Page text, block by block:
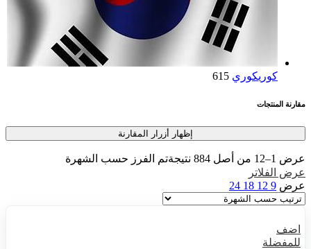
كوريكوري 615
مقارنة المنتجات
إظهار أزرار المقارنة
عرض 1–12 من أصل 884 نتيجة
تم الفرز حسب الشهرة
عرض الفلاتر
عرض 9
12
18
24
اضف
للمفضلة